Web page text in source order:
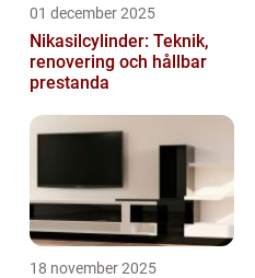
01 december 2025
Nikasilcylinder: Teknik,
renovering och hållbar
prestanda
18 november 2025